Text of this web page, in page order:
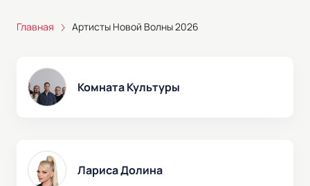
Главная Артисты Новой Волны 2026
Комната Культуры
Лариса Долина